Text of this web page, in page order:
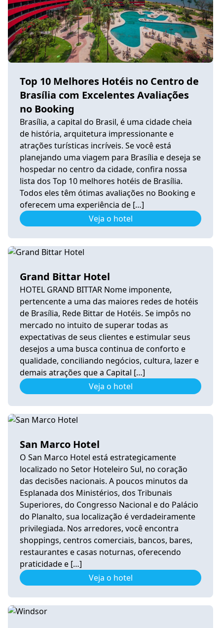
Top 10 Melhores Hotéis no Centro de
Brasília com Excelentes Avaliações
no Booking
Brasília, a capital do Brasil, é uma cidade cheia
de história, arquitetura impressionante e
atrações turísticas incríveis. Se você está
planejando uma viagem para Brasília e deseja se
hospedar no centro da cidade, confira nossa
lista dos Top 10 melhores hotéis de Brasília.
Todos eles têm ótimas avaliações no Booking e
oferecem uma experiência de […]
Veja o hotel
Grand Bittar Hotel
HOTEL GRAND BITTAR Nome imponente,
pertencente a uma das maiores redes de hotéis
de Brasília, Rede Bittar de Hotéis. Se impôs no
mercado no intuito de superar todas as
expectativas de seus clientes e estimular seus
desejos a uma busca continua de conforto e
qualidade, conciliando negócios, cultura, lazer e
demais atrações que a Capital […]
Veja o hotel
San Marco Hotel
O San Marco Hotel está estrategicamente
localizado no Setor Hoteleiro Sul, no coração
das decisões nacionais. A poucos minutos da
Esplanada dos Ministérios, dos Tribunais
Superiores, do Congresso Nacional e do Palácio
do Planalto, sua localização é verdadeiramente
privilegiada. Nos arredores, você encontra
shoppings, centros comerciais, bancos, bares,
restaurantes e casas noturnas, oferecendo
praticidade e […]
Veja o hotel